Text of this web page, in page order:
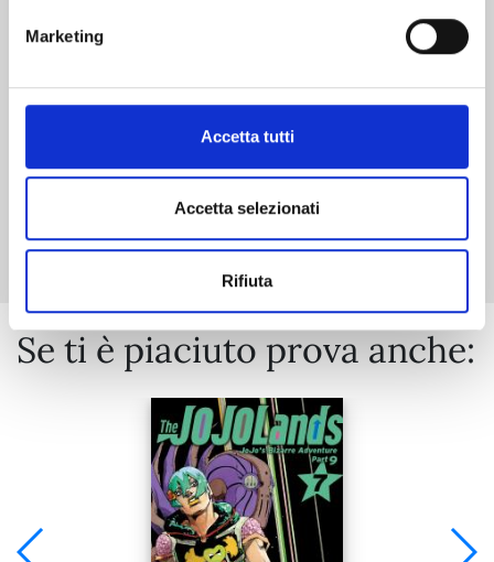
Marketing
Accetta tutti
Accetta selezionati
Rifiuta
€ 5,90
Mostra tutto
Se ti è piaciuto prova anche: